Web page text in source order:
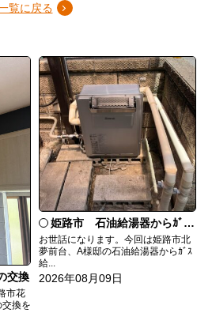
覧に戻る
交換
市花
換を
姫路市 石油給湯器からｶﾞｽ給湯器へ取替
お世話になります。今回は姫路市北
夢前台、A様邸の石油給湯器からｶﾞｽ
給...
2026年08月09日